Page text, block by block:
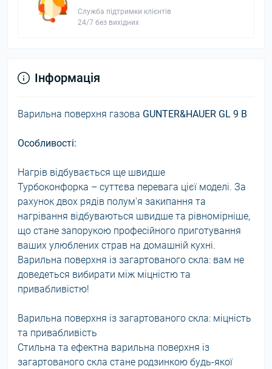
Служба підтримки клієнтів
24/7 без вихідних
Інформація
Варильна поверхня газова GUNTER&HAUER GL 9 B
Особливості:
Нагрів відбувається ще швидше
Турбоконфорка – суттєва перевага цієї моделі. За
рахунок двох рядів полум'я закипання та
нагрівання відбуваються швидше та рівномірніше,
що стане запорукою професійного приготування
ваших улюблених страв на домашній кухні.
Варильна поверхня із загартованого скла: вам не
доведеться вибирати між міцністю та
привабливістю!
Варильна поверхня із загартованого скла: міцність
та привабливість
Стильна та ефектна варильна поверхня із
загартованого скла стане родзинкою будь-якої